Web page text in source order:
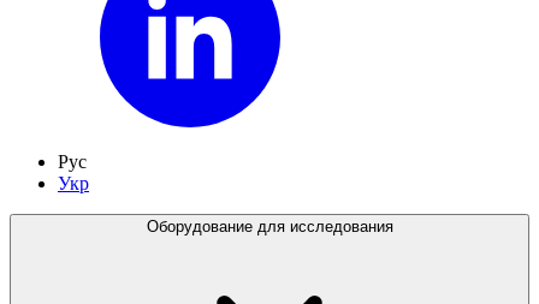
Рус
Укр
Оборудование для исследования